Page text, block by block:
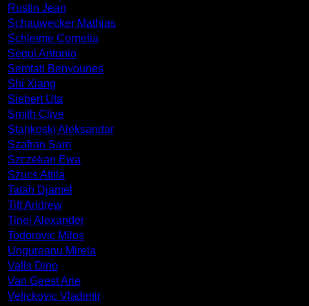
Rustin Jean
Schauwecker Mathias
Schleime Cornelia
Segui Antonio
Semtati Benyounes
Shi Xiang
Siebert Uta
Smith Clive
Stankoski Aleksandar
Szafran Sam
Szczekan Ewa
Szucs Attila
Tatah Djamel
Tift Andrew
Tinei Alexander
Todorovic Milos
Ungureanu Mirela
Valls Dino
Van Geest Arie
Velickovic Vladimir